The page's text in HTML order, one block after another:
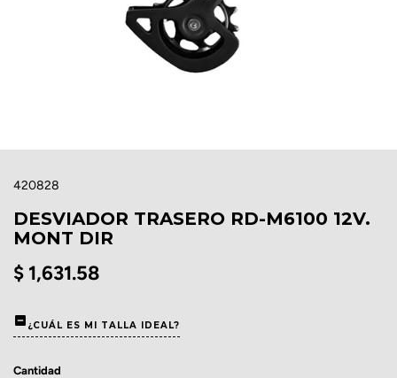
420828
DESVIADOR TRASERO RD-M6100 12V.
MONT DIR
$ 1,631.58
¿CUÁL ES MI TALLA IDEAL?
Cantidad